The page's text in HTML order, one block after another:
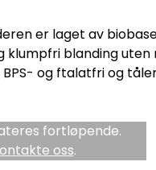
er laget av
blanding uten
og ftalatfri og
fortløpende.
oss.